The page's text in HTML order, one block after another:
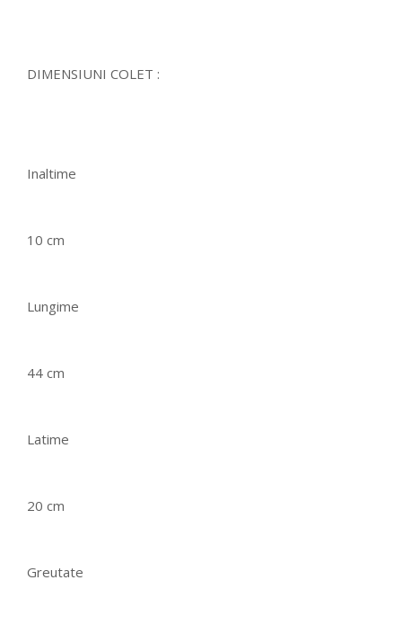
DIMENSIUNI COLET :
Inaltime
10 cm
Lungime
44 cm
Latime
20 cm
Greutate